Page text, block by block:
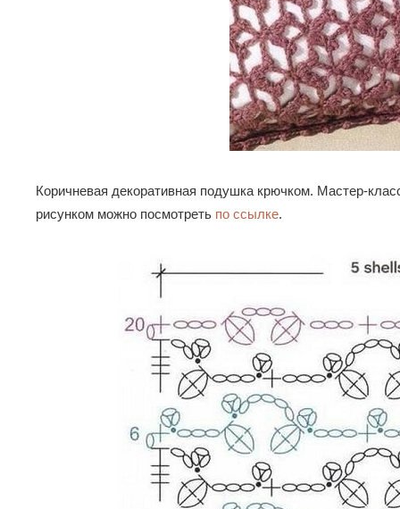
Коричневая декоративная подушка крючком. Мастер-
рисунком можно посмотреть по ссылке.